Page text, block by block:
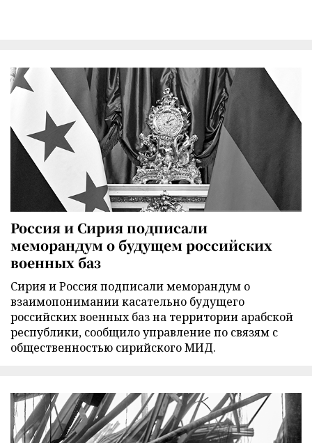
Россия и Сирия подписали
меморандум о будущем российских
военных баз
Сирия и Россия подписали меморандум о
взаимопонимании касательно будущего
российских военных баз на территории арабской
республики, сообщило управление по связям с
общественностью сирийского МИД.